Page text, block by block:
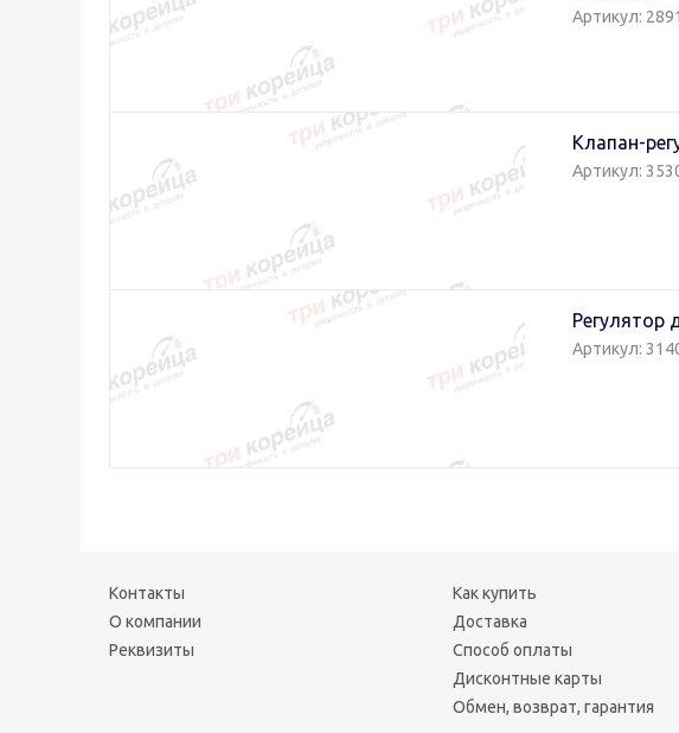
Артикул:
Клапан-
Артикул:
Регулятор
Артикул:
Контакты
О компании
Реквизиты
Как купить
Доставка
Способ оплаты
Дисконтные карты
Обмен, возврат, гарантия